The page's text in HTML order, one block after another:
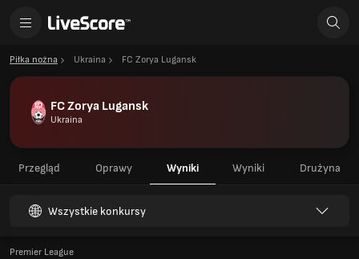
Piłka nożna Ukraina FC Zorya Lugansk
FC Zorya Lugansk
Ukraina
Przegląd Oprawy Wyniki Wyniki Drużyna
Wszystkie konkursy
Premier League